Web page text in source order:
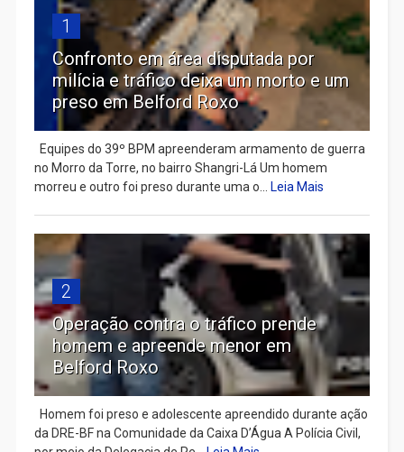
1
Confronto em área disputada por
milícia e tráfico deixa um morto e um
preso em Belford Roxo
Equipes do 39º BPM apreenderam armamento de guerra
no Morro da Torre, no bairro Shangri-Lá Um homem
morreu e outro foi preso durante uma o...
Leia Mais
2
Operação contra o tráfico prende
homem e apreende menor em
Belford Roxo
Homem foi preso e adolescente apreendido durante ação
da DRE-BF na Comunidade da Caixa D’Água A Polícia Civil,